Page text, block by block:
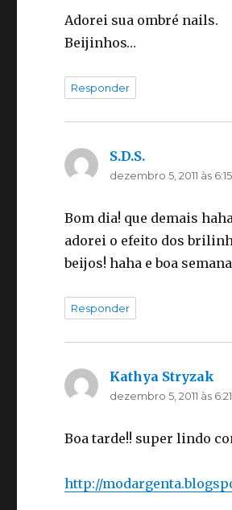
Adorei sua ombré nails.
Beijinhos…
Responder
S.D.S.
dezembro 5, 2011 às
Bom dia! que demais
adorei o efeito dos
beijos! haha e boa semana
Responder
Kathya Stryzak
dezembro 5, 2011 às
Boa tarde!! super lindo
http://